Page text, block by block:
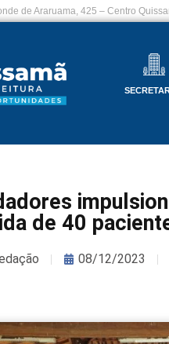
de Araruama, 425 – Centro
de 40
08/12/2023